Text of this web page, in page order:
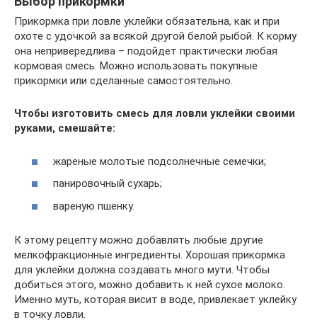
Прикормка при ловле уклейки обязательна, как и при
охоте с удочкой за всякой другой белой рыбой. К корму
она непривередлива – подойдет практически любая
кормовая смесь. Можно использовать покупные
прикормки или сделанные самостоятельно.
Чтобы изготовить смесь для ловли уклейки своими
руками, смешайте:
жареные молотые подсолнечные семечки;
панировочный сухарь;
вареную пшенку.
К этому рецепту можно добавлять любые другие
мелкофракционные ингредиенты. Хорошая прикормка
для уклейки должна создавать много мути. Чтобы
добиться этого, можно добавить к ней сухое молоко.
Именно муть, которая висит в воде, привлекает уклейку
в точку ловли.